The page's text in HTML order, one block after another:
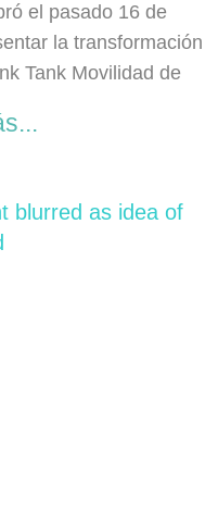
el pasado 16 de
la transformación
Tank Movilidad de